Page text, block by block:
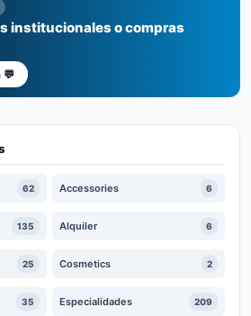
62 Accessories 6
135 Alquiler 6
25 Cosmetics 2
35 Especialidades 209
institucionales o compras